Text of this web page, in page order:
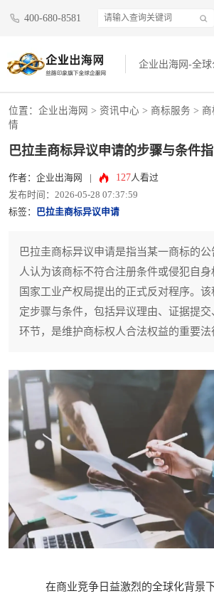
400-680-8581
企业出海网-全
位置： 企业出海网 > 资讯中心 > 商标服务 > 商
情
巴拉圭商标异议申请的步骤与条件
作者：企业出海网 127人看过
发布时间：2026-05-28 07:37:59
标签：
巴拉圭商标异议申请
巴拉圭商标异议申请是指当某一商标的
人认为该商标不符合注册条件或侵犯自
国家工业产权局提出的正式反对程序。
定步骤与条件，包括异议理由、证据提
环节，是维护商标权人合法权益的重要法
在商业竞争日益激烈的全球化背景